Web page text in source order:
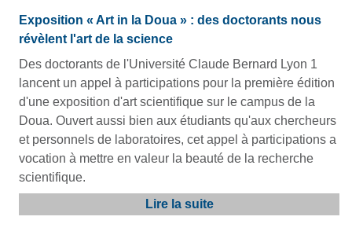
Exposition « Art in la Doua » : des doctorants nous
révèlent l'art de la science
Des doctorants de l'Université Claude Bernard Lyon 1
lancent un appel à participations pour la première édition
d'une exposition d'art scientifique sur le campus de la
Doua. Ouvert aussi bien aux étudiants qu'aux chercheurs
et personnels de laboratoires, cet appel à participations a
vocation à mettre en valeur la beauté de la recherche
scientifique.
Lire la suite